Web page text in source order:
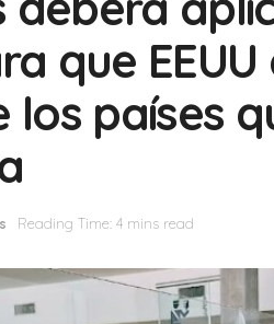
que
los países
Reading Time: 4 mins read